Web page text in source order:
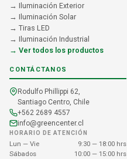
→ Iluminación Exterior
→ Iluminación Solar
→ Tiras LED
→ Iluminación Industrial
→ Ver todos los productos
CONTÁCTANOS
Rodulfo Phillippi 62,
Santiago Centro, Chile
+562 2689 4557
info@greencenter.cl
HORARIO DE ATENCIÓN
Lun — Vie
9:30 — 18:00 hrs
Sábados
10:00 — 15:00 hrs